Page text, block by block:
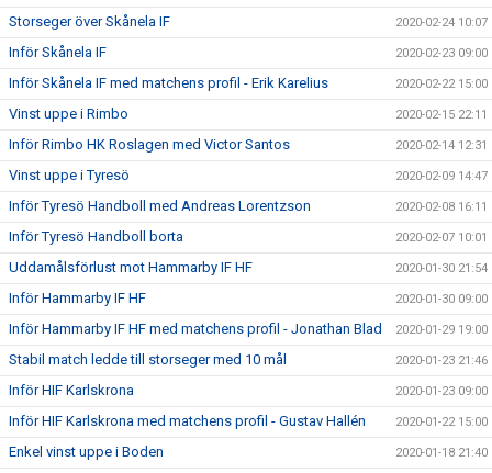
Storseger över Skånela IF 2020-02-24 10:07
Inför Skånela IF 2020-02-23 09:00
Inför Skånela IF med matchens profil - Erik Karelius 2020-02-22 15:00
Vinst uppe i Rimbo 2020-02-15 22:11
Inför Rimbo HK Roslagen med Victor Santos 2020-02-14 12:31
Vinst uppe i Tyresö 2020-02-09 14:47
Inför Tyresö Handboll med Andreas Lorentzson 2020-02-08 16:11
Inför Tyresö Handboll borta 2020-02-07 10:01
Uddamålsförlust mot Hammarby IF HF 2020-01-30 21:54
Inför Hammarby IF HF 2020-01-30 09:00
Inför Hammarby IF HF med matchens profil - Jonathan Blad 2020-01-29 19:00
Stabil match ledde till storseger med 10 mål 2020-01-23 21:46
Inför HIF Karlskrona 2020-01-23 09:00
Inför HIF Karlskrona med matchens profil - Gustav Hallén 2020-01-22 15:00
Enkel vinst uppe i Boden 2020-01-18 21:40